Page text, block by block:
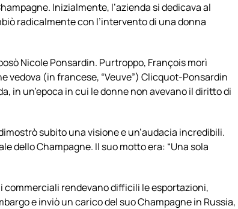
Inizialmente, l’azienda si dedicava al
radicalmente con l’intervento di una donna
Nicole Ponsardin. Purtroppo, François morì
vedova (in francese, “Veuve”) Clicquot-Ponsardin
in un’epoca in cui le donne non avevano il diritto di
subito una visione e un’audacia incredibili.
dello Champagne. Il suo motto era: “Una sola
commerciali rendevano difficili le esportazioni,
e inviò un carico del suo Champagne in Russia,